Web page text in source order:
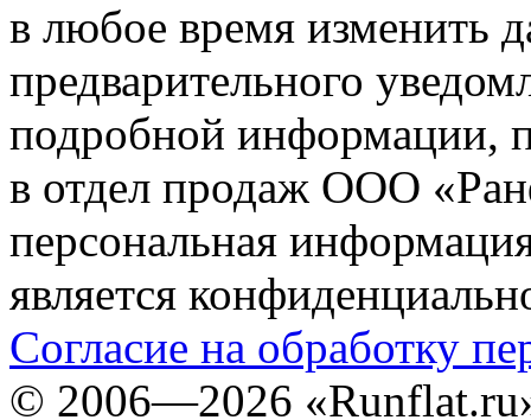
в любое время изменить
предварительного
подробной информации,
в отдел продаж ООО
персональная
является
Согласие на обработку
© 2006—2026